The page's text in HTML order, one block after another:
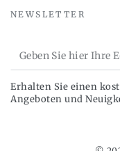
NEWSLETTER
Geben
Sie
hier
Erhalten Sie einen
Angeboten und